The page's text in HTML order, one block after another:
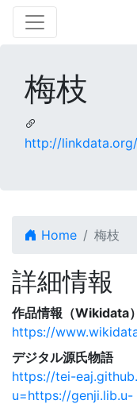
梅枝
http://
Home 梅枝
詳細情報
作品情報（Wikidata）
https://
デジタル源氏物語
https://tei-
u=https://genji.lib.u-